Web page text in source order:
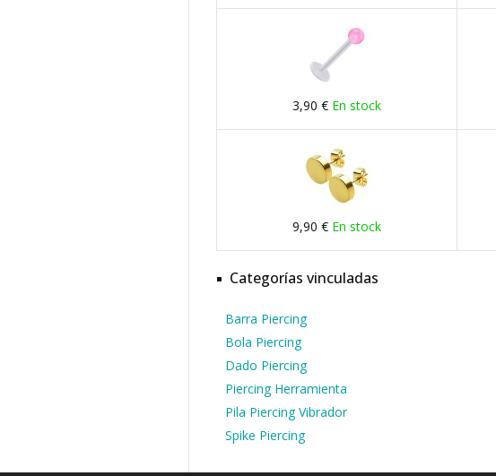
3,90 € En stock
9,90 € En stock
Categorías vinculadas
Barra Piercing
Bola Piercing
Dado Piercing
Piercing Herramienta
Pila Piercing Vibrador
Spike Piercing